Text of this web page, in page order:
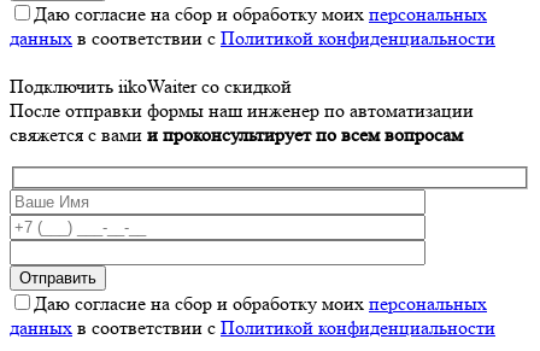
Даю согласие на сбор и обработку моих персональных
данных в соответствии с Политикой конфиденциальности
Подключить iikoWaiter со скидкой
После отправки формы наш инженер по автоматизации
свяжется с вами и проконсультирует по всем вопросам
Даю согласие на сбор и обработку моих персональных
данных в соответствии с Политикой конфиденциальности